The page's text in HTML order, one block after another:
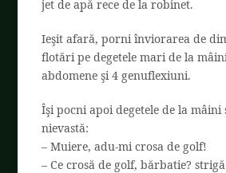
jet de apă rece de la robinet.
Ieşit afară, porni înviorarea de
flotări pe degetele mari de la
abdomene şi 4 genuflexiuni.
Îşi pocni apoi degetele de la mâini
nievastă:
– Muiere, adu-mi crosa de golf!
– Ce crosă de golf, bărbatie?